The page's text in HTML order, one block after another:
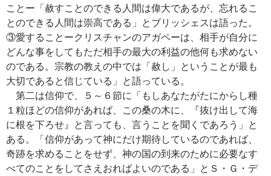
ことー「赦すことのできる人間は偉大であるが、忘れるこ
とのできる人間は崇高である」とブリッシェスは語った。
③愛することークリスチャンのアガペーは、相手が自分に
どんな事をしてもただ相手の最大の利益の他何も求めない
のである。宗教の教えの中では「赦し」ということが最も
大切であると信じている」と語っている。
第二は信仰で、５～６節に「もしあなたがたにからし種
１粒ほどの信仰があれば、この桑の木に、『抜け出して海
に根を下ろせ』と言っても、言うことを聞くであろう」と
ある。「信仰があって神にだけ期待しているのであれば、
奇跡を求めることをせず、神の国の到来のために必要なす
べてのことをしてさえおればよいのである」とＳ・Ｇ・デ